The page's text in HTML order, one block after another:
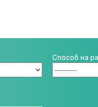
Способ на